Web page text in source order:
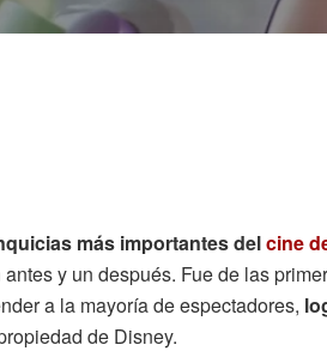
más importantes delcine
y un después. Fue de las
a la mayoría de espectadores,
de Disney.